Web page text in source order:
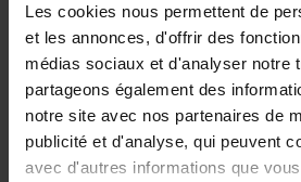
Les cookies nous permettent de
et les annonces, d'offrir des
médias sociaux et d'analyser notre
partageons également des
notre site avec nos partenaires de
publicité et d'analyse, qui peuvent
avec d'autres informations que
The Offer
Refuse
Steven Van Belleghem
Couverture souple
€37,50